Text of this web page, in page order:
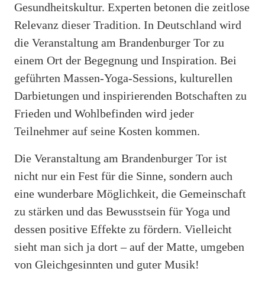
Gesundheitskultur. Experten betonen die zeitlose
Relevanz dieser Tradition. In Deutschland wird
die Veranstaltung am Brandenburger Tor zu
einem Ort der Begegnung und Inspiration. Bei
geführten Massen-Yoga-Sessions, kulturellen
Darbietungen und inspirierenden Botschaften zu
Frieden und Wohlbefinden wird jeder
Teilnehmer auf seine Kosten kommen.
Die Veranstaltung am Brandenburger Tor ist
nicht nur ein Fest für die Sinne, sondern auch
eine wunderbare Möglichkeit, die Gemeinschaft
zu stärken und das Bewusstsein für Yoga und
dessen positive Effekte zu fördern. Vielleicht
sieht man sich ja dort – auf der Matte, umgeben
von Gleichgesinnten und guter Musik!